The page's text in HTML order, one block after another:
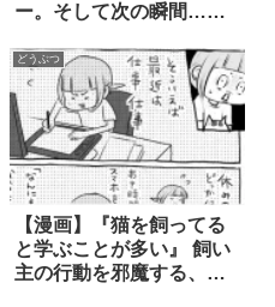
ー。そして次の瞬間…
きた！
どうぶつ
【漫画】『猫を飼ってる
と学ぶことが多い』 飼い
主の行動を邪魔する、彼